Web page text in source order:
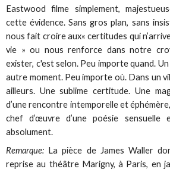
Eastwood filme simplement,
cette évidence. Sans gros plan, sans
nous fait croire aux« certitudes qui
vie » ou nous renforce dans notre
exister, c'est selon. Peu importe quand.
autre moment. Peu importe où. Dans un
ailleurs. Une sublime certitude. Une
d’une rencontre intemporelle et
chef d’œuvre d’une poésie
absolument.
Remarque: La pièce de James Waller
reprise au théâtre Marigny, à Paris, en